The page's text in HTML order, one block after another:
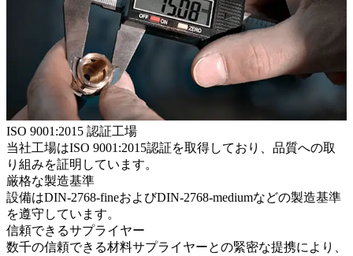
ISO 9001:2015 認証工場
当社工場はISO 9001:2015認証を取得しており、品質への取
り組みを証明しています。
厳格な製造基準
設備はDIN-2768-fineおよびDIN-2768-mediumなどの製造基準
を遵守しています。
信頼できるサプライヤー
数千の信頼できる材料サプライヤーとの緊密な提携により、